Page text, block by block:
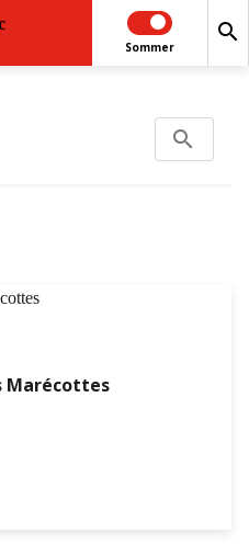
Sommer
search
search
Search...
Marécottes